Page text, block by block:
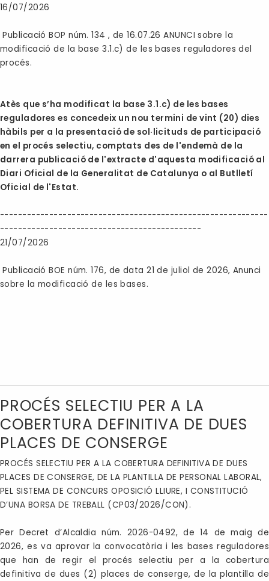
16/07/2026
Publicació BOP núm. 134 , de 16.07.26 ANUNCI sobre la
modificació de la base 3.1.c) de les bases reguladores del
procés.
Atès que s’ha modificat la base 3.1.c) de les bases
reguladores es concedeix un nou termini de vint (20) dies
hàbils per a la presentació de sol·licituds de participació
en el procés selectiu, comptats des de l'endemà de la
darrera publicació de l'extracte d'aquesta modificació al
Diari Oficial de la Generalitat de Catalunya o al Butlletí
Oficial de l'Estat.
------------------------------------------------------------
---------------------------------------------
21/07/2026
Publicació BOE núm. 176, de data 21 de juliol de 2026, Anunci
sobre la modificació de les bases.
PROCÉS SELECTIU PER A LA
COBERTURA DEFINITIVA DE DUES
PLACES DE CONSERGE
PROCÉS SELECTIU PER A LA COBERTURA DEFINITIVA DE DUES
PLACES DE CONSERGE, DE LA PLANTILLA DE PERSONAL LABORAL,
PEL SISTEMA DE CONCURS OPOSICIÓ LLIURE, I CONSTITUCIÓ
D’UNA BORSA DE TREBALL (CP03/2026/CON).
Per Decret d’Alcaldia núm. 2026-0492, de 14 de maig de
2026, es va aprovar la convocatòria i les bases reguladores
que han de regir el procés selectiu per a la cobertura
definitiva de dues (2) places de conserge, de la plantilla de